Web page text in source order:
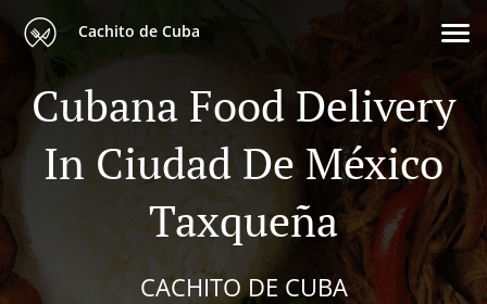
Cachito de Cuba
Cubana Food Delivery
In Ciudad De México
Taxqueña
CACHITO DE CUBA